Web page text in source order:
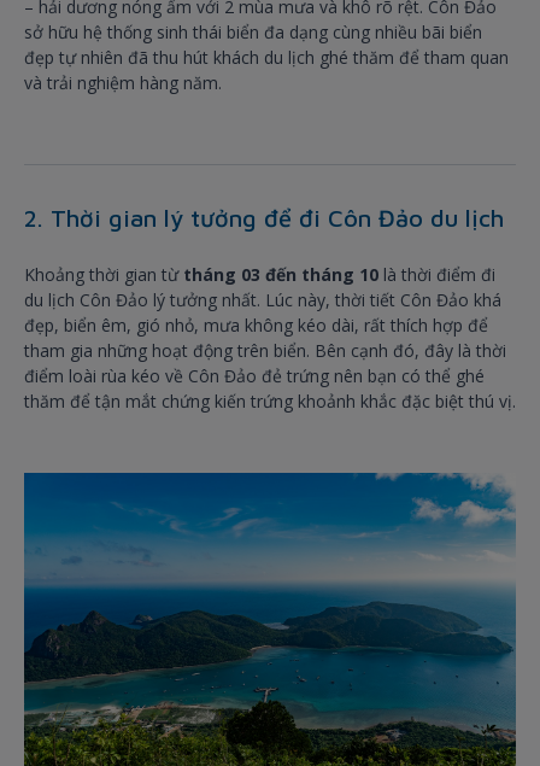
– hải dương nóng ẩm với 2 mùa mưa và khô rõ rệt. Côn Đảo
sở hữu hệ thống sinh thái biển đa dạng cùng nhiều bãi biển
đẹp tự nhiên đã thu hút khách du lịch ghé thăm để tham quan
và trải nghiệm hàng năm.
2. Thời gian lý tưởng để đi Côn Đảo du lịch
Khoảng thời gian từ tháng 03 đến tháng 10 là thời điểm đi
du lịch Côn Đảo lý tưởng nhất. Lúc này, thời tiết Côn Đảo khá
đẹp, biển êm, gió nhỏ, mưa không kéo dài, rất thích hợp để
tham gia những hoạt động trên biển. Bên cạnh đó, đây là thời
điểm loài rùa kéo về Côn Đảo đẻ trứng nên bạn có thể ghé
thăm để tận mắt chứng kiến trứng khoảnh khắc đặc biệt thú vị.